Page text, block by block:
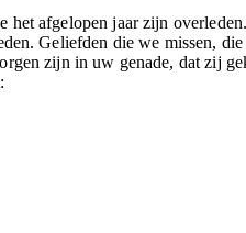
het afgelopen jaar zijn overleden.
Geliefden die we missen,
zijn in uw genade, dat zij